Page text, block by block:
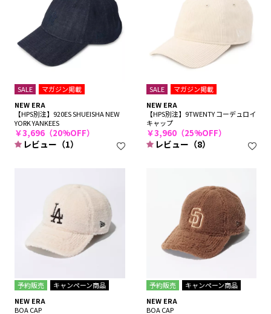
SALE
マガジン掲載
NEW ERA
【HPS別注】920ES SHUEISHA NEW
YORK YANKEES
￥3,696（20%OFF）
レビュー（1）
SALE
マガジン掲載
NEW ERA
【HPS別注】9TWENTY コーデュロイ
キャップ
￥3,960（25%OFF）
レビュー（8）
予約販売
キャンペーン商品
NEW ERA
BOA CAP
予約販売
キャンペーン商品
NEW ERA
BOA CAP